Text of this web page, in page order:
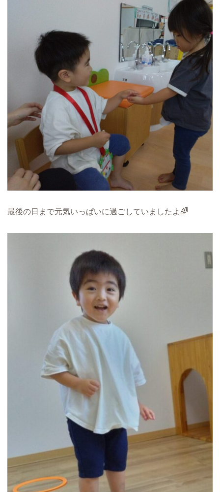
最後の日まで元気いっぱいに過ごしていましたよ🌈